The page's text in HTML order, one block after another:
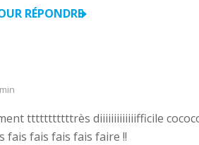
RÉPONDRE
tttttttttttrès diiiiiiiiiiiiifficile
fais fais fais fais faire !!